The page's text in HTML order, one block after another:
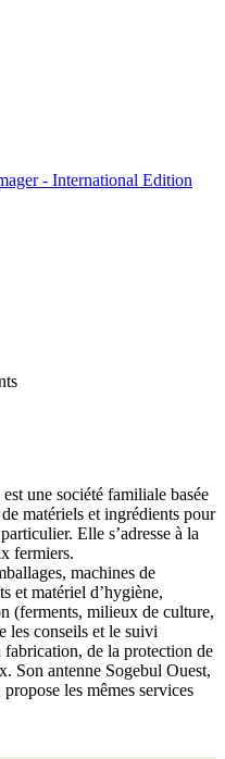
une société familiale basée
matériels et ingrédients pour
Elle s’adresse à la
fermiers.
machines de
et matériel d’hygiène,
(ferments, milieux de culture,
les conseils et le suivi
fabrication, de la protection de
Son antenne Sogebul Ouest,
les mêmes services